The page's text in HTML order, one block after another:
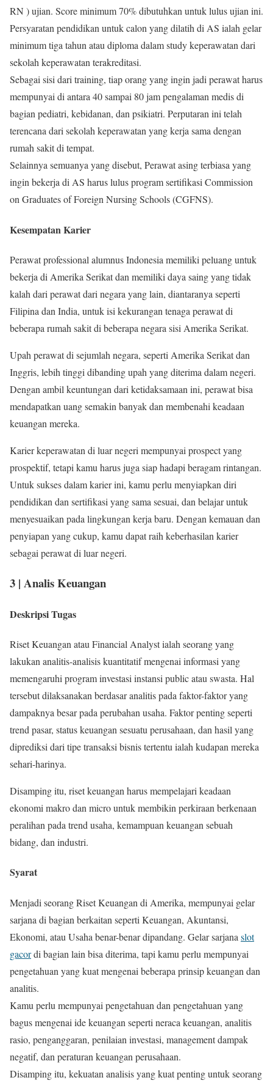
RN ) ujian. Score minimum 70% dibutuhkan untuk lulus ujian ini.
Persyaratan pendidikan untuk calon yang dilatih di AS ialah gelar
minimum tiga tahun atau diploma dalam study keperawatan dari
sekolah keperawatan terakreditasi.
Sebagai sisi dari training, tiap orang yang ingin jadi perawat harus
mempunyai di antara 40 sampai 80 jam pengalaman medis di
bagian pediatri, kebidanan, dan psikiatri. Perputaran ini telah
terencana dari sekolah keperawatan yang kerja sama dengan
rumah sakit di tempat.
Selainnya semuanya yang disebut, Perawat asing terbiasa yang
ingin bekerja di AS harus lulus program sertifikasi Commission
on Graduates of Foreign Nursing Schools (CGFNS).
Kesempatan Karier
Perawat professional alumnus Indonesia memiliki peluang untuk
bekerja di Amerika Serikat dan memiliki daya saing yang tidak
kalah dari perawat dari negara yang lain, diantaranya seperti
Filipina dan India, untuk isi kekurangan tenaga perawat di
beberapa rumah sakit di beberapa negara sisi Amerika Serikat.
Upah perawat di sejumlah negara, seperti Amerika Serikat dan
Inggris, lebih tinggi dibanding upah yang diterima dalam negeri.
Dengan ambil keuntungan dari ketidaksamaan ini, perawat bisa
mendapatkan uang semakin banyak dan membenahi keadaan
keuangan mereka.
Karier keperawatan di luar negeri mempunyai prospect yang
prospektif, tetapi kamu harus juga siap hadapi beragam rintangan.
Untuk sukses dalam karier ini, kamu perlu menyiapkan diri
pendidikan dan sertifikasi yang sama sesuai, dan belajar untuk
menyesuaikan pada lingkungan kerja baru. Dengan kemauan dan
penyiapan yang cukup, kamu dapat raih keberhasilan karier
sebagai perawat di luar negeri.
3 | Analis Keuangan
Deskripsi Tugas
Riset Keuangan atau Financial Analyst ialah seorang yang
lakukan analitis-analisis kuantitatif mengenai informasi yang
memengaruhi program investasi instansi public atau swasta. Hal
tersebut dilaksanakan berdasar analitis pada faktor-faktor yang
dampaknya besar pada perubahan usaha. Faktor penting seperti
trend pasar, status keuangan sesuatu perusahaan, dan hasil yang
diprediksi dari tipe transaksi bisnis tertentu ialah kudapan mereka
sehari-harinya.
Disamping itu, riset keuangan harus mempelajari keadaan
ekonomi makro dan micro untuk membikin perkiraan berkenaan
peralihan pada trend usaha, kemampuan keuangan sebuah
bidang, dan industri.
Syarat
Menjadi seorang Riset Keuangan di Amerika, mempunyai gelar
sarjana di bagian berkaitan seperti Keuangan, Akuntansi,
Ekonomi, atau Usaha benar-benar dipandang. Gelar sarjana slot
gacordi bagian lain bisa diterima, tapi kamu perlu mempunyai
pengetahuan yang kuat mengenai beberapa prinsip keuangan dan
analitis.
Kamu perlu mempunyai pengetahuan dan pengetahuan yang
bagus mengenai ide keuangan seperti neraca keuangan, analitis
rasio, penganggaran, penilaian investasi, management dampak
negatif, dan peraturan keuangan perusahaan.
Disamping itu, kekuatan analisis yang kuat penting untuk seorang